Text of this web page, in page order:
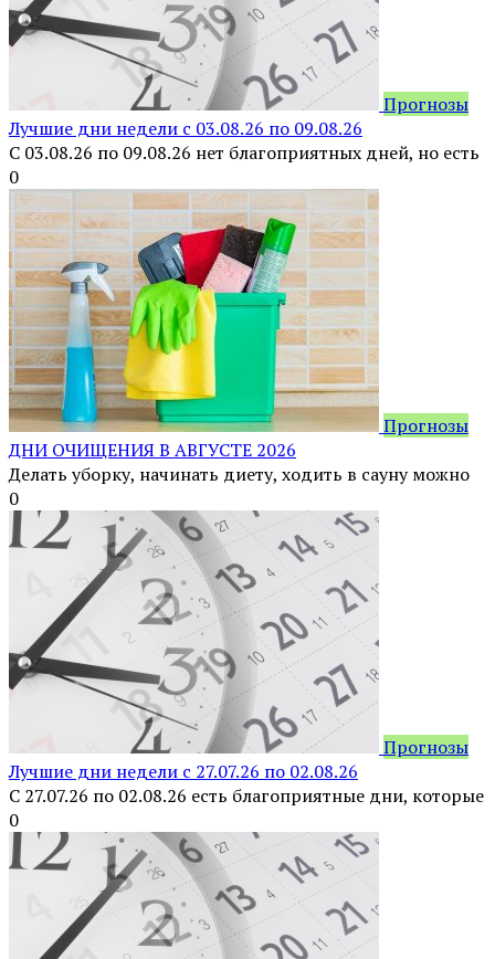
Прогнозы
Лучшие дни недели с 03.08.26 по 09.08.26
С 03.08.26 по 09.08.26 нет благоприятных дней, но есть
0
Прогнозы
ДНИ ОЧИЩЕНИЯ В АВГУСТЕ 2026
Делать уборку, начинать диету, ходить в сауну можно
0
Прогнозы
Лучшие дни недели с 27.07.26 по 02.08.26
С 27.07.26 по 02.08.26 есть благоприятные дни, которые
0